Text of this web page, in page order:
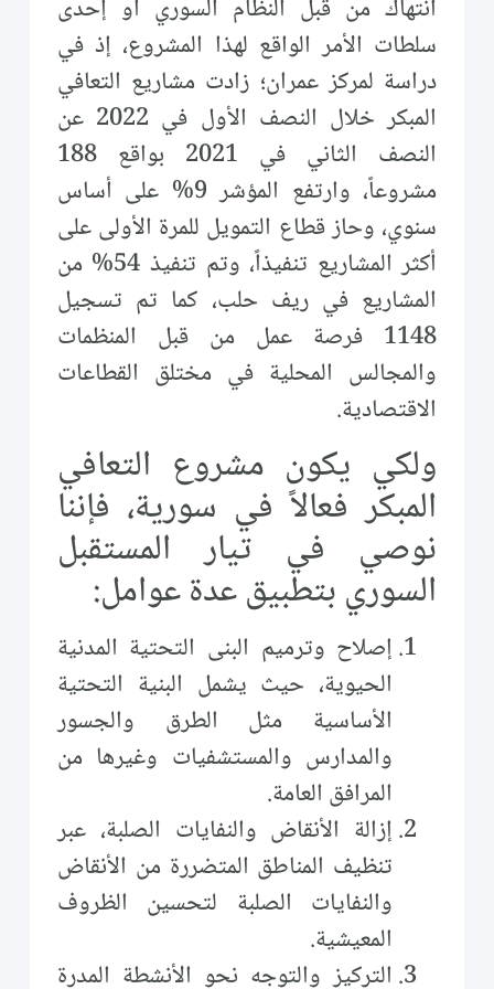
انتهاك من قبل النظام السوري أو إحدى
سلطات الأمر الواقع لهذا المشروع، إذ في
دراسة لمركز عمران؛ زادت مشاريع التعافي
المبكر خلال النصف الأول في 2022 عن
النصف الثاني في 2021 بواقع 188
مشروعاً، وارتفع المؤشر 9% على أساس
سنوي، وحاز قطاع التمويل للمرة الأولى على
أكثر المشاريع تنفيذاً، وتم تنفيذ 54% من
المشاريع في ريف حلب، كما تم تسجيل
1148 فرصة عمل من قبل المنظمات
والمجالس المحلية في مختلق القطاعات
الاقتصادية.
ولكي يكون مشروع التعافي
المبكر فعالاً في سورية، فإننا
نوصي في تيار المستقبل
السوري بتطبيق عدة عوامل:
إصلاح وترميم البنى التحتية المدنية
الحيوية، حيث يشمل البنية التحتية
الأساسية مثل الطرق والجسور
والمدارس والمستشفيات وغيرها من
المرافق العامة.
إزالة الأنقاض والنفايات الصلبة، عبر
تنظيف المناطق المتضررة من الأنقاض
والنفايات الصلبة لتحسين الظروف
المعيشية.
التركيز والتوجه نحو الأنشطة المدرة